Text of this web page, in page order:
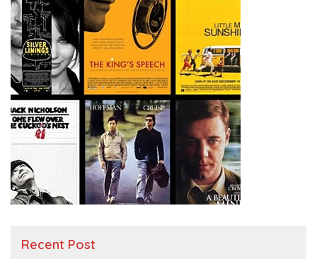
Recent Post